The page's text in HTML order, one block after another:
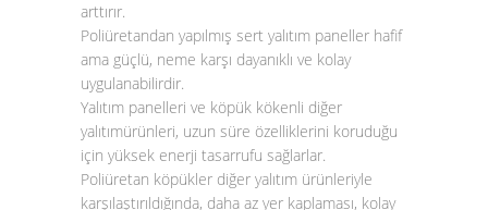
arttırır.
Poliüretandan yapılmış sert yalıtım paneller hafif
ama güçlü, neme karşı dayanıklı ve kolay
uygulanabilirdir.
Yalıtım panelleri ve köpük kökenli diğer
yalıtımürünleri, uzun süre özelliklerini koruduğu
için yüksek enerji tasarrufu sağlarlar.
Poliüretan köpükler diğer yalıtım ürünleriyle
karşılaştırıldığında, daha az yer kaplaması, kolay